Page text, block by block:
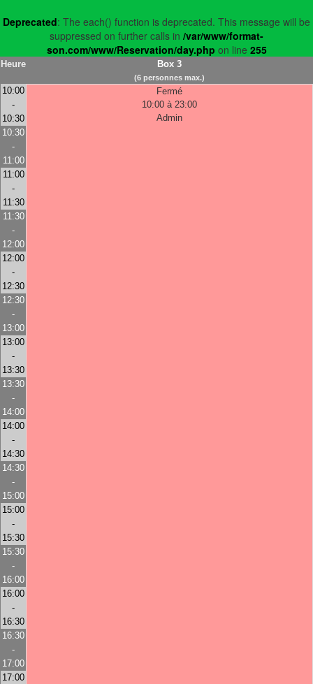
Deprecated: The each() function is deprecated. This message will be
suppressed on further calls in /var/www/format-
son.com/www/Reservation/day.php on line 255
Heure Box 3
(6 personnes max.)
10:00
-
10:30
Fermé
10:00 à 23:00
Admin
10:30
-
11:00
11:00
-
11:30
11:30
-
12:00
12:00
-
12:30
12:30
-
13:00
13:00
-
13:30
13:30
-
14:00
14:00
-
14:30
14:30
-
15:00
15:00
-
15:30
15:30
-
16:00
16:00
-
16:30
16:30
-
17:00
17:00